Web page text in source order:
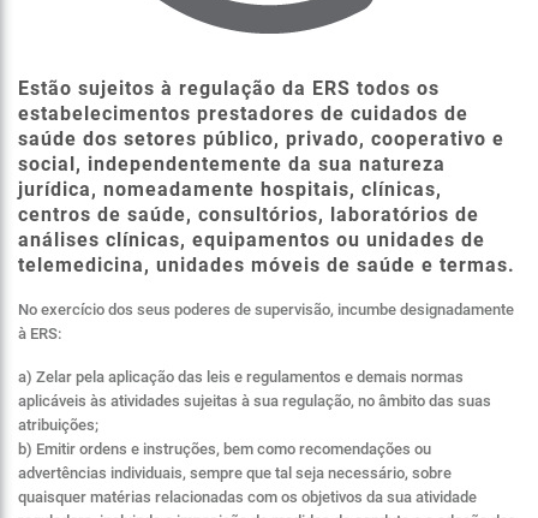
Estão sujeitos à regulação da ERS todos os
estabelecimentos prestadores de cuidados de
saúde dos setores público, privado, cooperativo e
social, independentemente da sua natureza
jurídica, nomeadamente hospitais, clínicas,
centros de saúde, consultórios, laboratórios de
análises clínicas, equipamentos ou unidades de
telemedicina, unidades móveis de saúde e termas.
No exercício dos seus poderes de supervisão, incumbe designadamente
à ERS:
a) Zelar pela aplicação das leis e regulamentos e demais normas
aplicáveis às atividades sujeitas à sua regulação, no âmbito das suas
atribuições;
b) Emitir ordens e instruções, bem como recomendações ou
advertências individuais, sempre que tal seja necessário, sobre
quaisquer matérias relacionadas com os objetivos da sua atividade